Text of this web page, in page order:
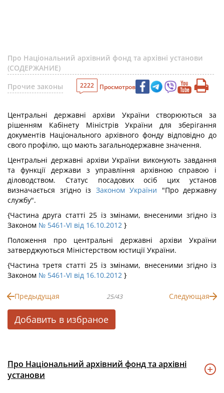
Про Національний архівний фонд та архівні установи
(СОДЕРЖАНИЕ)
Прочие законы
2222 Просмотров
Центральні державні архіви України створюються за
рішенням Кабінету Міністрів України для зберігання
документів Національного архівного фонду відповідно до
свого профілю, що мають загальнодержавне значення.
Центральні державні архіви України виконують завдання
та функції держави з управління архівною справою і
діловодством. Статус посадових осіб цих установ
визначається згідно із Законом України "Про державну
службу".
{Частина друга статті 25 із змінами, внесеними згідно із
Законом № 5461-VI від 16.10.2012 }
Положення про центральні державні архіви України
затверджуються Міністерством юстиції України.
{Частина третя статті 25 із змінами, внесеними згідно із
Законом № 5461-VI від 16.10.2012 }
Предыдущая 25/43 Следующая
Добавить в избраное
Про Національний архівний фонд та архівні
установи